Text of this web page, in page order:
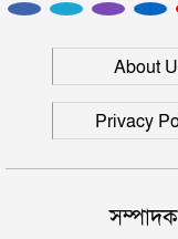
প্রধানমন্ত্রী
সিলেটে
About
Privacy